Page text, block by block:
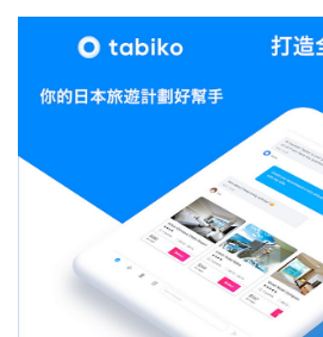
遊戲動漫
IT Times
生成式AI與雲端應用
Enterprise Digital Transformation